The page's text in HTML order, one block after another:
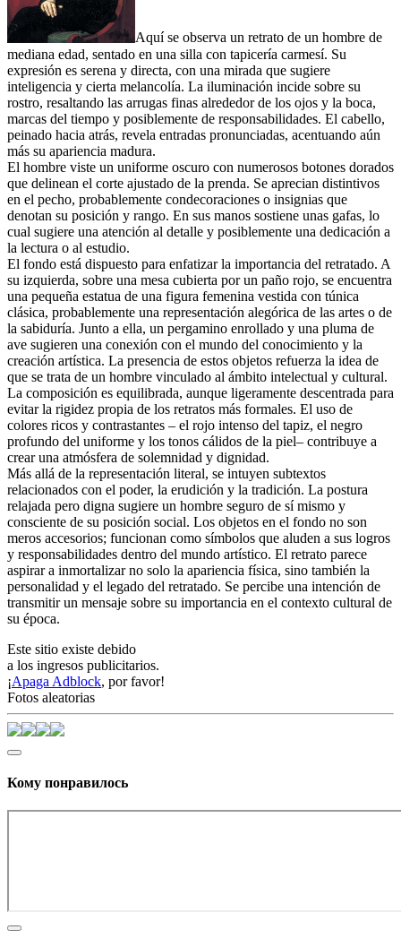
Aquí se observa un retrato de un hombre de
mediana edad, sentado en una silla con tapicería carmesí. Su
expresión es serena y directa, con una mirada que sugiere
inteligencia y cierta melancolía. La iluminación incide sobre su
rostro, resaltando las arrugas finas alrededor de los ojos y la boca,
marcas del tiempo y posiblemente de responsabilidades. El cabello,
peinado hacia atrás, revela entradas pronunciadas, acentuando aún
más su apariencia madura.
El hombre viste un uniforme oscuro con numerosos botones dorados
que delinean el corte ajustado de la prenda. Se aprecian distintivos
en el pecho, probablemente condecoraciones o insignias que
denotan su posición y rango. En sus manos sostiene unas gafas, lo
cual sugiere una atención al detalle y posiblemente una dedicación a
la lectura o al estudio.
El fondo está dispuesto para enfatizar la importancia del retratado. A
su izquierda, sobre una mesa cubierta por un paño rojo, se encuentra
una pequeña estatua de una figura femenina vestida con túnica
clásica, probablemente una representación alegórica de las artes o de
la sabiduría. Junto a ella, un pergamino enrollado y una pluma de
ave sugieren una conexión con el mundo del conocimiento y la
creación artística. La presencia de estos objetos refuerza la idea de
que se trata de un hombre vinculado al ámbito intelectual y cultural.
La composición es equilibrada, aunque ligeramente descentrada para
evitar la rigidez propia de los retratos más formales. El uso de
colores ricos y contrastantes – el rojo intenso del tapiz, el negro
profundo del uniforme y los tonos cálidos de la piel– contribuye a
crear una atmósfera de solemnidad y dignidad.
Más allá de la representación literal, se intuyen subtextos
relacionados con el poder, la erudición y la tradición. La postura
relajada pero digna sugiere un hombre seguro de sí mismo y
consciente de su posición social. Los objetos en el fondo no son
meros accesorios; funcionan como símbolos que aluden a sus logros
y responsabilidades dentro del mundo artístico. El retrato parece
aspirar a inmortalizar no solo la apariencia física, sino también la
personalidad y el legado del retratado. Se percibe una intención de
transmitir un mensaje sobre su importancia en el contexto cultural de
su época.
Este sitio existe debido
a los ingresos publicitarios.
¡Apaga Adblock, por favor!
Fotos aleatorias
Кому понравилось